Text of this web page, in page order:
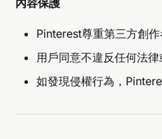
Pinterest尊重第三方創
用戶同意不違反任何法
如發現侵權行為，